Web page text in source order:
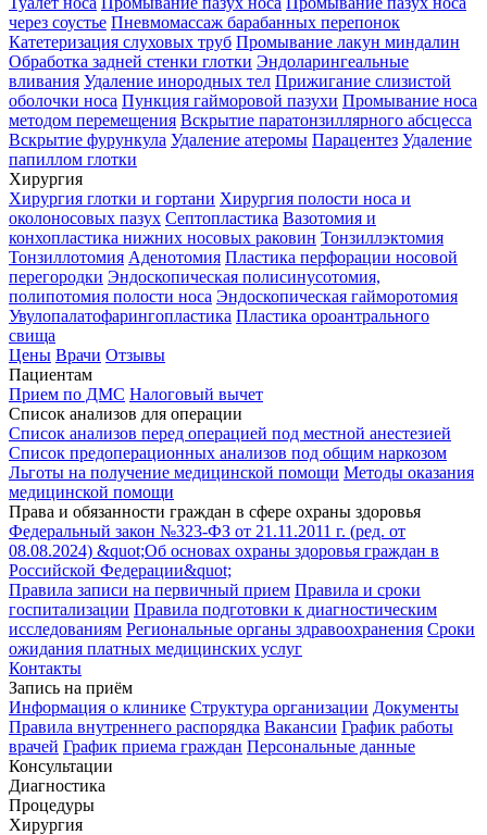
через соустье Пневмомассаж барабанных перепонок
Катетеризация слуховых труб Промывание лакун миндалин
Обработка задней стенки глотки Эндоларингеальные
вливания Удаление инородных тел Прижигание слизистой
оболочки носа Пункция гайморовой пазухи Промывание носа
методом перемещения Вскрытие паратонзиллярного абсцесса
Вскрытие фурункула Удаление атеромы Парацентез Удаление
папиллом глотки
Хирургия
Хирургия глотки и гортани Хирургия полости носа и
околоносовых пазух Септопластика Вазотомия и
конхопластика нижних носовых раковин Тонзиллэктомия
Тонзиллотомия Аденотомия Пластика перфорации носовой
перегородки Эндоскопическая полисинусотомия,
полипотомия полости носа Эндоскопическая гайморотомия
Увулопалатофарингопластика Пластика ороантрального
свища
Цены Врачи Отзывы
Пациентам
Прием по ДМС Налоговый вычет
Список анализов для операции
Список анализов перед операцией под местной анестезией
Список предоперационных анализов под общим наркозом
Льготы на получение медицинской помощи Методы оказания
медицинской помощи
Права и обязанности граждан в сфере охраны здоровья
Федеральный закон №323-ФЗ от 21.11.2011 г. (ред. от
08.08.2024) &quot;Об основах охраны здоровья граждан в
Российской Федерации&quot;
Правила записи на первичный прием Правила и сроки
госпитализации Правила подготовки к диагностическим
исследованиям Региональные органы здравоохранения Сроки
ожидания платных медицинских услуг
Контакты
Запись на приём
Информация о клинике Структура организации Документы
Правила внутреннего распорядка Вакансии График работы
врачей График приема граждан Персональные данные
Консультации
Диагностика
Процедуры
Хирургия